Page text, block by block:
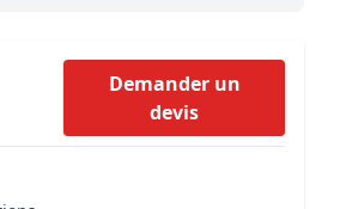
Développer et organiser
Biens d’exception, belles
pré-achatDemander un
devis